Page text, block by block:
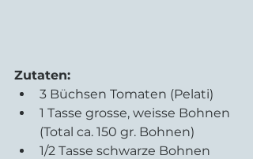
Zutaten:
3 Büchsen Tomaten (Pelati)
1 Tasse grosse, weisse Bohnen
(Total ca. 150 gr. Bohnen)
1/2 Tasse schwarze Bohnen